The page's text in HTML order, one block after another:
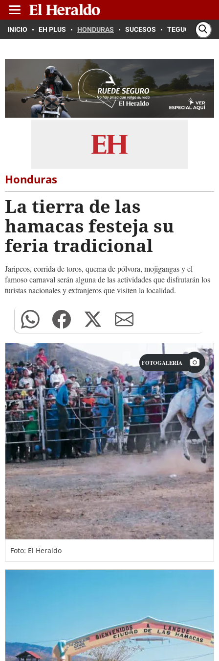
INICIO EH PLUS HONDURAS SUCESOS TEGUCIGALPA
Honduras
La tierra de las
hamacas festeja su
feria tradicional
Jaripeos, corrida de toros, quema de pólvora, mojigangas y el
famoso carnaval serán alguna de las actividades que disfrutarán los
turistas nacionales y extranjeros que visiten la localidad.
FOTOGALERÍA
Foto: El Heraldo